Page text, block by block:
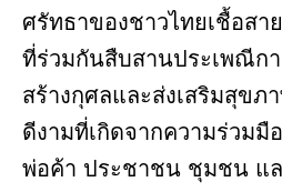
ศรัทธาของชาวไทยเชื้อสา
ที่ร่วมกันสืบสานประเพณีกา
สร้างกุศลและส่งเสริมสุข
ดีงามที่เกิดจากความร่วมมื
พ่อค้า ประชาชน ชุมชน แ